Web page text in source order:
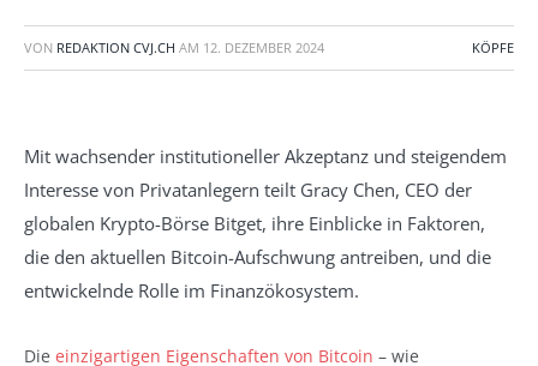
VON REDAKTION CVJ.CH AM 12. DEZEMBER 2024 KÖPFE
Mit wachsender institutioneller Akzeptanz und steigendem
Interesse von Privatanlegern teilt Gracy Chen, CEO der
globalen Krypto-Börse Bitget, ihre Einblicke in Faktoren,
die den aktuellen Bitcoin-Aufschwung antreiben, und die
entwickelnde Rolle im Finanzökosystem.
Die einzigartigen Eigenschaften von Bitcoin – wie